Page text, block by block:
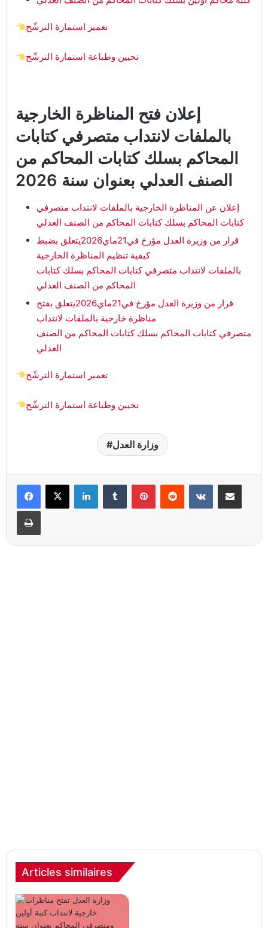
تعمير استمارة الترشّح
تحيين وطباعة استمارة الترشّح
إعلان فتح المناظرة الخارجية
بالملفات ﻻنتداب متصرفي كتابات
المحاكم بسلك كتابات المحاكم من
الصنف العدلي بعنوان سنة 2026
إعلان عن المناظرة الخارجية بالملفات ﻻنتداب متصرفي
كتابات المحاكم بسلك كتابات المحاكم من الصنف العدلي
قرار من وزيرة العدل مؤرخ في21ماي2026يتعلق بضبط
كيفية تنظيم المناظرة الخارجية
بالملفات ﻻنتداب متصرفي كتابات المحاكم بسلك كتابات
المحاكم من الصنف العدلي
قرار من وزيرة العدل مؤرخ في21ماي2026يتعلق بفتح
مناظرة خارجية بالملفات ﻻنتداب
متصرفي كتابات المحاكم بسلك كتابات المحاكم من الصنف
العدلي
تعمير استمارة الترشّح
تحيين وطباعة استمارة الترشّح
وزارة العدل
LinkedinTumblr PinterestReddit VKontaktePartager par email
Imprimer
Articles similaires